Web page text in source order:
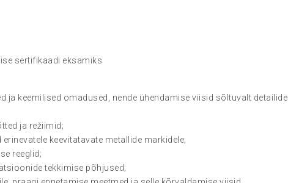
sertifikaadi eksamiks
ja keemilised omadused, nende ühendamise viisid sõltuvalt detailide
ja režiimid;
keevitatavate metallide markidele;
reeglid;
tekkimise põhjused;